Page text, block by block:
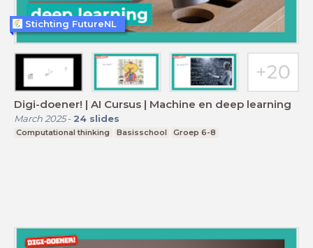
Digi-doener! | AI Cursus | Machine en deep learning
March 2025- 24 slides
Computational thinking Basisschool Groep 6-8
Stichting FutureNL